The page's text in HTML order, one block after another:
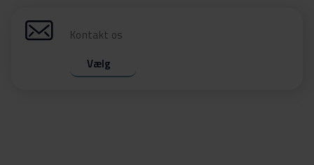
Kontakt os
Vælg